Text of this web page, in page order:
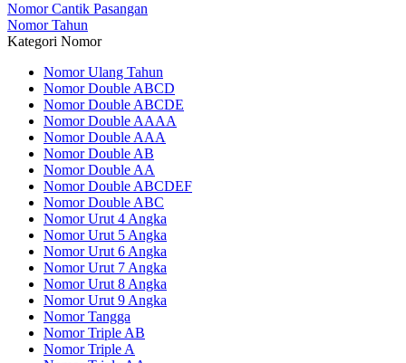
Nomor Cantik Pasangan
Nomor Tahun
Kategori Nomor
Nomor Ulang Tahun
Nomor Double ABCD
Nomor Double ABCDE
Nomor Double AAAA
Nomor Double AAA
Nomor Double AB
Nomor Double AA
Nomor Double ABCDEF
Nomor Double ABC
Nomor Urut 4 Angka
Nomor Urut 5 Angka
Nomor Urut 6 Angka
Nomor Urut 7 Angka
Nomor Urut 8 Angka
Nomor Urut 9 Angka
Nomor Tangga
Nomor Triple AB
Nomor Triple A